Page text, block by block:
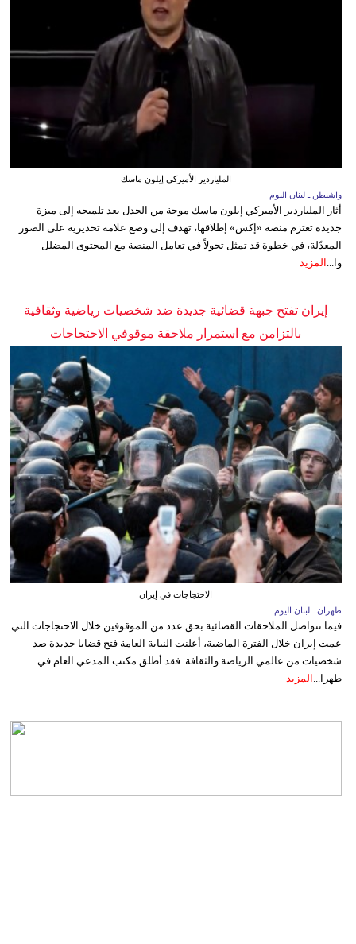
الملياردير الأميركي إيلون ماسك
واشنطن ـ لبنان اليوم
أثار الملياردير الأميركي إيلون ماسك موجة من الجدل بعد تلميحه إلى ميزة
جديدة تعتزم منصة «إكس» إطلاقها، تهدف إلى وضع علامة تحذيرية على الصور
المعدّلة، في خطوة قد تمثل تحولاً في تعامل المنصة مع المحتوى المضلل
وا... المزيد
إيران تفتح جبهة قضائية جديدة ضد شخصيات رياضية وثقافية
بالتزامن مع استمرار ملاحقة موقوفي الاحتجاجات
الاحتجاجات في إيران
طهران ـ لبنان اليوم
فيما تتواصل الملاحقات القضائية بحق عدد من الموقوفين خلال الاحتجاجات التي
عمت إيران خلال الفترة الماضية، أعلنت النيابة العامة فتح قضايا جديدة ضد
شخصيات من عالمي الرياضة والثقافة. فقد أطلق مكتب المدعي العام في
طهرا... المزيد